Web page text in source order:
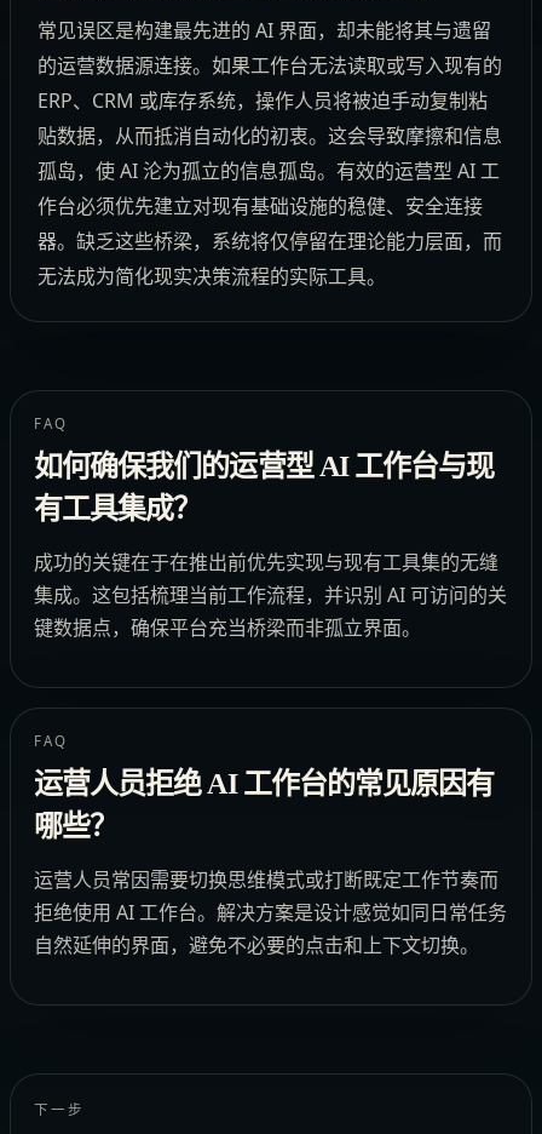
常见误区是构建最先进的 AI 界面，却未能将其与遗留
的运营数据源连接。如果工作台无法读取或写入现有的
ERP、CRM 或库存系统，操作人员将被迫手动复制粘
贴数据，从而抵消自动化的初衷。这会导致摩擦和信息
孤岛，使 AI 沦为孤立的信息孤岛。有效的运营型 AI 工
作台必须优先建立对现有基础设施的稳健、安全连接
器。缺乏这些桥梁，系统将仅停留在理论能力层面，而
无法成为简化现实决策流程的实际工具。
FAQ
如何确保我们的运营型 AI 工作台与现
有工具集成？
成功的关键在于在推出前优先实现与现有工具集的无缝
集成。这包括梳理当前工作流程，并识别 AI 可访问的关
键数据点，确保平台充当桥梁而非孤立界面。
FAQ
运营人员拒绝 AI 工作台的常见原因有
哪些？
运营人员常因需要切换思维模式或打断既定工作节奏而
拒绝使用 AI 工作台。解决方案是设计感觉如同日常任务
自然延伸的界面，避免不必要的点击和上下文切换。
下一步